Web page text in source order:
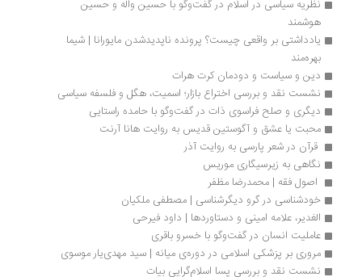
هوشمند
بهره‌مند
دین و سیاست و دودمان کرت هرات
نشست نقد و بررسی اختراع بازار؛ اسمیت، هگل و فلسفه سیاسی
دیگری و صلح فراسوی ذات در گفت‌وگو با حامده راستایی
محبت یا عشق و آگوستین قدیس به روایت هانا آرنت
قرآن در شعر پارسی به روایت آذر
نگاهی به زیرسیگاری موریس
اصول فقه | محمدرضا مظفر
خودشناسی در گرو دیگرشناسی | مصطفی ملکیان
الغدیر، علامه امینی و دستاوردها | داود فیرحی
عاملیت انسان در گفت‌وگو با خسرو باقری
مروری بر پزشکی اسلامی در دوره‌ی میانه | سید مهدی‌یار موسوی
نشست نقد و بررسی پسا اسلام‌گرایی بیات